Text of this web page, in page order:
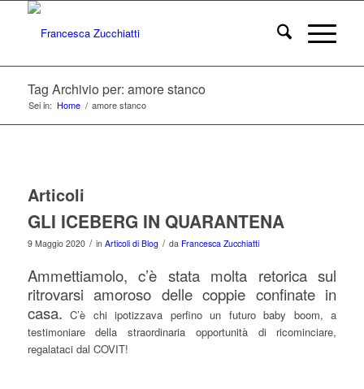
Tag Archivio per: amore stanco
Sei in: Home / amore stanco
Articoli
GLI ICEBERG IN QUARANTENA
9 Maggio 2020 / in Articoli di Blog / da Francesca Zucchiatti
Ammettiamolo, c’è stata molta retorica sul
ritrovarsi amoroso delle coppie confinate in
casa. C’è chi ipotizzava perfino un futuro baby boom, a
testimoniare della straordinaria opportunità di ricominciare,
regalataci dal COVIT!